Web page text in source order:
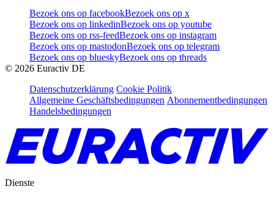
Bezoek ons op facebookBezoek ons op x
Bezoek ons op linkedinBezoek ons op youtube
Bezoek ons op rss-feedBezoek ons op instagram
Bezoek ons op mastodonBezoek ons op telegram
Bezoek ons op blueskyBezoek ons op threads
© 2026 Euractiv DE
Datenschutzerklärung Cookie Politik
Allgemeine Geschäftsbedingungen Abonnementbedingungen
Handelsbedingungen
Dienste